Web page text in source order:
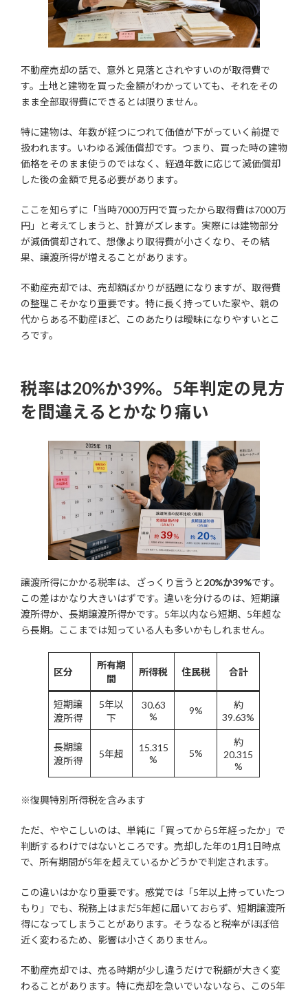
不動産売却の話で、意外と見落とされやすいのが取得費で
す。土地と建物を買った金額がわかっていても、それをその
まま全部取得費にできるとは限りません。
特に建物は、年数が経つにつれて価値が下がっていく前提で
扱われます。いわゆる減価償却です。つまり、買った時の建物
価格をそのまま使うのではなく、経過年数に応じて減価償却
した後の金額で見る必要があります。
ここを知らずに「当時7000万円で買ったから取得費は7000万
円」と考えてしまうと、計算がズレます。実際には建物部分
が減価償却されて、想像より取得費が小さくなり、その結
果、譲渡所得が増えることがあります。
不動産売却では、売却額ばかりが話題になりますが、取得費
の整理こそかなり重要です。特に長く持っていた家や、親の
代からある不動産ほど、このあたりは曖昧になりやすいとこ
ろです。
税率は20%か39%。5年判定の見方
を間違えるとかなり痛い
譲渡所得にかかる税率は、ざっくり言うと20%か39%です。
この差はかなり大きいはずです。違いを分けるのは、短期譲
渡所得か、長期譲渡所得かです。5年以内なら短期、5年超な
ら長期。ここまでは知っている人も多いかもしれません。
区分
所有期
間
所得税 住民税 合計
短期譲
渡所得
5年以
下
30.63
%
9%
約
39.63%
長期譲
渡所得
5年超
15.315
%
5%
約
20.315
%
※復興特別所得税を含みます
ただ、ややこしいのは、単純に「買ってから5年経ったか」で
判断するわけではないところです。売却した年の1月1日時点
で、所有期間が5年を超えているかどうかで判定されます。
この違いはかなり重要です。感覚では「5年以上持っていたつ
もり」でも、税務上はまだ5年超に届いておらず、短期譲渡所
得になってしまうことがあります。そうなると税率がほぼ倍
近く変わるため、影響は小さくありません。
不動産売却では、売る時期が少し違うだけで税額が大きく変
わることがあります。特に売却を急いでいないなら、この5年